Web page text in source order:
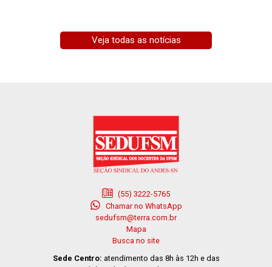
Veja todas as notícias
(55) 3222-5765
Chamar no WhatsApp
sedufsm@terra.com.br
Mapa
Busca no site
Sede Centro: atendimento das 8h às 12h e das